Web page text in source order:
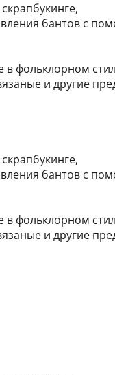
бантов с
в фольклорном
и другие
бантов с
в фольклорном
и другие